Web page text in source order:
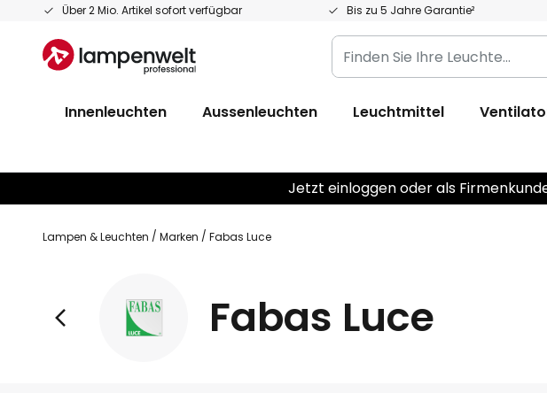
Über 2 Mio. Artikel sofort verfügbar Bis zu 5 Jahre Garantie²
Zum
springen
Finden
Sie
Leuchte...
Innenleuchten Aussenleuchten Leuchtmittel
Jetzt einloggen oder als
Lampen & Leuchten Marken Fabas Luce
Fabas Luce